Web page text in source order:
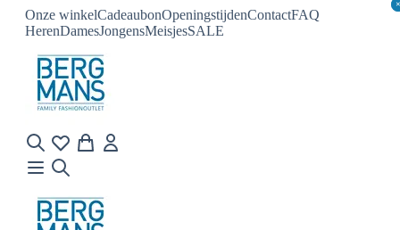
Onze winkelCadeaubonOpeningstijdenContactFAQ
HerenDamesJongensMeisjesSALE
×
×